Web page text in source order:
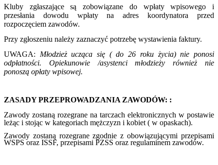
Kluby zgłaszające są zobowiązane do wpłaty wpisowego i
przesłania dowodu wpłaty na adres koordynatora przed
rozpoczęciem zawodów.
Przy zgłoszeniu należy zaznaczyć potrzebę wystawienia faktury.
UWAGA: Młodzież ucząca się ( do 26 roku życia) nie ponosi
odpłatności. Opiekunowie /asystenci młodzieży również nie
ponoszą opłaty wpisowej.
ZASADY PRZEPROWADZANIA ZAWODÓW: :
Zawody zostaną rozegrane na tarczach elektronicznych w postawie
leżąc i stojąc w kategoriach mężczyzn i kobiet ( w opaskach).
Zawody zostaną rozegrane zgodnie z obowiązującymi przepisami
WSPS oraz ISSF, przepisami PZSS oraz regulaminem zawodów.